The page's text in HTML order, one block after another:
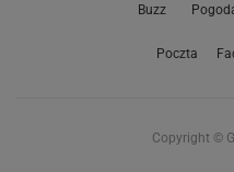
Buzz
Poczta
Copyright ©